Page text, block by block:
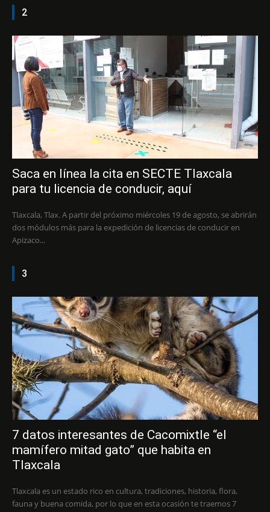
2
Saca en línea la cita en SECTE Tlaxcala
para tu licencia de conducir, aquí
Tlaxcala, Tlax. A partir del próximo miércoles 19 de agosto, se abrirán
dos módulos más para la expedición de licencias de conducir en
Apizaco...
3
7 datos interesantes de Cacomixtle “el
mamífero mitad gato” que habita en
Tlaxcala
Tlaxcala es un estado rico en cultura, tradiciones, historia, flora,
fauna y buena comida, por lo que en esta ocasión te traemos 7